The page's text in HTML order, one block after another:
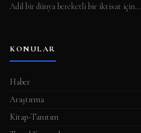
Adil bir dünya bereketli bir iktisat için…
KONULAR
Haber
Araştırma
Kitap-Tanıtım